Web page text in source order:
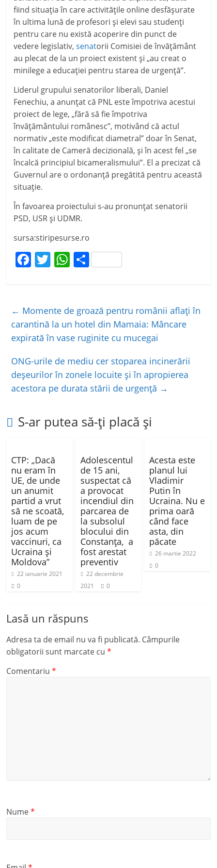
fiind situaţia în care activităţile online desfăşurate
în ultima lună de profesori şi elevi sau studenţi
pentru care nu există acoperire din punct de
vedere legislativ,senatorii Comisiei de învăţământ
au plecat de la un proiect existent şi „au creat o
minilege a educaţiei pentru starea de urgenţă”.
Liderul grupului senatorilor liberali, Daniel
Fenechiu, a anunţat că PNL este împotriva acestui
proiect de lege, „fără să fie împotriva
învăţământului românesc”, motivând că actul
normativ „este modificat diametral” doar în Senat,
în calitate de Cameră decizională, şi în acest fel „se
încalcă principiul bicameralismului”. El a precizat că
Guvernul are o ordonanţă pregătită pentru această
situaţie.
În favoarea proiectului s-au pronunţat senatorii
PSD, USR şi UDMR.
sursa:stiripesurse.ro
F
e
b
o
k
T
er
W
s
A
p
P
je
a
z
← Momente de groază pentru românii aflați în
carantină la un hotel din Mamaia: Mâncare
expirată în vase ruginite cu mucegai
ONG-urile de mediu cer stoparea incinerării
deşeurilor în zonele locuite şi în apropierea
acestora pe durata stării de urgenţă →
S-ar putea să-ți placă și
CTP: „Dacă
nu eram în
UE, de unde
un anumit
partid a vrut
să ne scoată,
luam de pe
jos acum
vaccinuri, ca
Ucraina şi
Moldova”
22 ianuarie 2021
0
Adolescentul
de 15 ani,
suspectat că
a provocat
incendiul din
parcarea de
la subsolul
blocului din
Constanţa, a
fost arestat
preventiv
22 decembrie
2021
0
Acesta este
planul lui
Vladimir
Putin în
Ucraina. Nu e
prima oară
când face
asta, din
păcate
26 martie 2022
0
Lasă un răspuns
Adresa ta de email nu va fi publicată. Câmpurile
obligatorii sunt marcate cu*
Comentariu*
Nume*